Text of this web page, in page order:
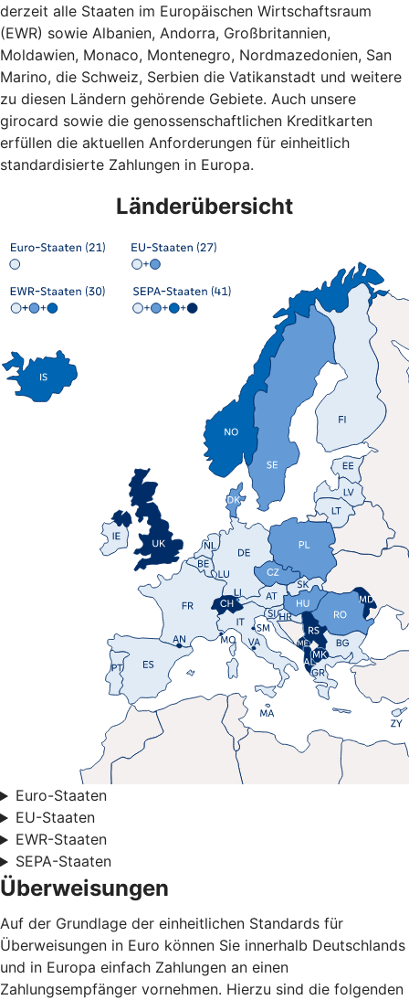
derzeit alle Staaten im Europäischen Wirtschaftsraum
(EWR) sowie Albanien, Andorra, Großbritannien,
Moldawien, Monaco, Montenegro, Nordmazedonien, San
Marino, die Schweiz, Serbien die Vatikanstadt und weitere
zu diesen Ländern gehörende Gebiete. Auch unsere
girocard sowie die genossenschaftlichen Kreditkarten
erfüllen die aktuellen Anforderungen für einheitlich
standardisierte Zahlungen in Europa.
Länderübersicht
Euro-Staaten
EU-Staaten
EWR-Staaten
SEPA-Staaten
Überweisungen
Auf der Grundlage der einheitlichen Standards für
Überweisungen in Euro können Sie innerhalb Deutschlands
und in Europa einfach Zahlungen an einen
Zahlungsempfänger vornehmen. Hierzu sind die folgenden